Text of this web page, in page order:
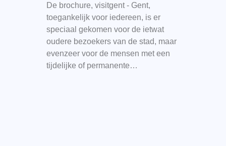
De brochure, visitgent - Gent,
toegankelijk voor iedereen, is er
speciaal gekomen voor de ietwat
oudere bezoekers van de stad, maar
evenzeer voor de mensen met een
tijdelijke of permanente…